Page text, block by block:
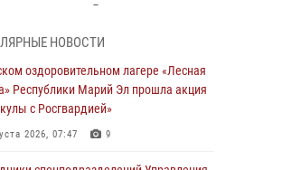
вневедомственной охраны
Росгвардии по Республике
Эл принял участие в учебно-
сборе Росгвардии в Ижевске
2026, 09:37 10
Эл сотрудники ЛРР Росгвардии за
НОВОСТИ
оздоровительном лагере «Лесная
Республики Марий Эл прошла акция
с Росгвардией»
2026, 07:47 9